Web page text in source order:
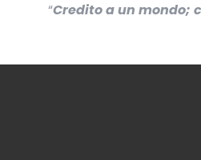
“Credito a un mondo;